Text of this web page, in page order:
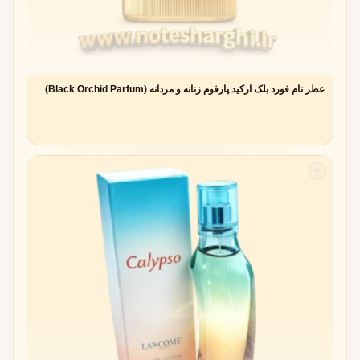
در عطرهای شرقی، آلو بیشتر با نت‌های ادویه‌ای و وانیلی همراه
گل‌ها و نت‌های پودری ترکیب می‌شود و رایحه‌ایظریف و
ویژگی های رایحه‌ای نت آلو در عطر
رایحه میوه‌ای، شیرین و کمی ترش
آلو رایحه‌ای منحصر‌به‌فرد دارد که میان دو دنیای متضاد حرکت
از یک سو شیرینی ملایمی دارد که یادآور میوه‌های رسیده و
از سوی دیگر، اندکی ترشی در پس‌زمینه رایحه آن حس
می‌شود که باعث می‌شود بویی زنده و پویا داشته باشد.
عطر تام فورد بلک ارکید پارفوم زنانه و مردانه (Black Orchid Parfum)